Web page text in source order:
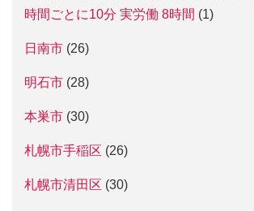
時間ごとに10分 実労働 8時間 (1)
日南市 (26)
明石市 (28)
本巣市 (30)
札幌市手稲区 (26)
札幌市清田区 (30)